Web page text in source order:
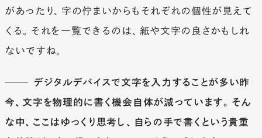
があったり、字の佇まいからもそれぞれの個性が見えて
くる。それを一覧できるのは、紙や文字の良さかもしれ
ないですね。
デジタルデバイスで文字を入力することが多い昨
今、文字を物理的に書く機会自体が減っています。そん
な中、ここはゆっくり思考し、自らの手で書くという貴重